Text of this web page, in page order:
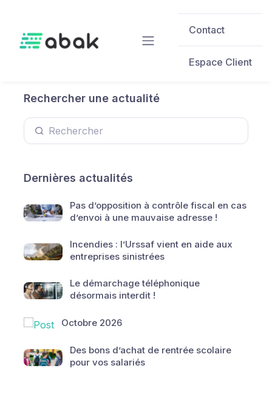
Contact
Espace Client
Rechercher une actualité
Dernières actualités
Pas d’opposition à contrôle fiscal en cas
d’envoi à une mauvaise adresse !
Incendies : l’Urssaf vient en aide aux
entreprises sinistrées
Le démarchage téléphonique
désormais interdit !
Octobre 2026
Des bons d’achat de rentrée scolaire
pour vos salariés